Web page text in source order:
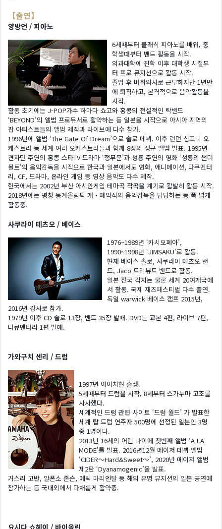
【출연】
양방언 / 피아노
6세때부터 클래식 피아노를 배워, 중
학생때부터 밴드 활동을 시작.
의과대학에 진학 이후 대학생 시절부
터 프로 뮤지션으로 활동 시작.
졸업 후 마취의사로 근무하지만 1년만
에 퇴직하고, 본격적으로 음악활동을
시작.
활동 초기에는 J-POP가수 하마다 쇼고와 홍콩의 전설적인 락밴드
‘BEYOND’의 앨범 프로듀서로 활약하는 등 일본을 시작으로 아시아 지역의
팝 아티스트들의 앨범 제작과 라이브에 다수 참가.
1996년에 앨범 ‘The Gate Of Dream’으로 솔로 데뷔. 이후 런던 심포니 오
케스트라 등 세계 여러 오케스트라들과 함께 8장의 정규 앨범 발표. 1995년
견자단 주연의 홍콩 스타TV 드라마 ‘정무문’과 성룡 주연의 영화 ‘성룡의 썬더
볼트’의 음악감독을 시작으로 한국과 일본에서도 영화, 애니메이션, 다큐멘터
리, CF, 드라마, 온라인 게임 등 영상 음악도 다수 제작.
한국에서는 2002년 부산 아시안게임 테마곡 작곡을 계기로 활발히 활동 시작.
2018년에는 평창 동계올림픽 개・폐막식의 음악감독을 담당하는 등 폭 넓게
활동중.
사쿠라이 테츠오 / 베이스
1976~1989년 ‘카시오페아’,
1990~1998년 ‘JIMSAKU’로 활동.
현재 베이스 솔로, 사쿠라이 테츠오 밴
드, Jaco 트리뷰트 밴드로 활동.
일본 전국 각지는 물론 세계 20여개국에
서 활동. 국제 재즈페스티벌 다수 출연.
독일 warwick 베이스 캠프 2015년,
2016년 강사로 참가.
1979년 이후 CD 솔로 13장, 밴드 35장 발매. DVD는 교본 4편, 라이브 7편,
다큐멘터리 1편 발매.
가와구치 센리 / 드럼
1997년 아이치현 출생.
5세때부터 드럼을 시작, 8세부터 스가누마 고조를
사사했다.
세계적인 드럼 관련 사이트 ‘드럼 월드’ 가 발표한
세계 탑 드럼 연주자 500명에 선정된 일본인 3명
중 1명이다.
2013년 16세의 어린 나이에 첫번째 앨범 ‘A LA
MODE’를 발표. 2016년12월 메이저 데뷔 앨범
‘CIDER～Hard&Sweet～’, 2020년 메이저 앨범
제2탄 ‘Dyanamogenic’을 발표.
거스리 고반, 알폰소 존슨, 에릭 마리엔탈 등 해외 유명 뮤지션의 일본 공연에
참가하는 등 국내외에서 다채롭게 활약중.
요시다 쇼헤이 / 바이올린